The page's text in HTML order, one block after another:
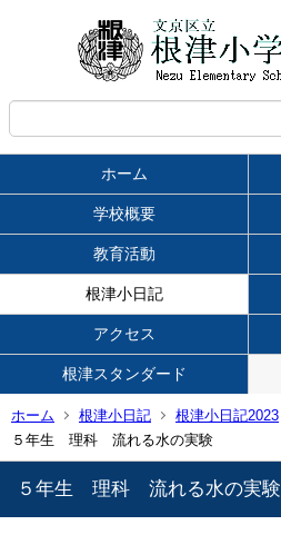
ホーム
学校概要
教育活動
根津小日記
アクセス
根津スタンダード
ホーム 根津小日記
根津小日記2023
５年生 理科 流れる水の実験
５年生 理科 流れる水の実験